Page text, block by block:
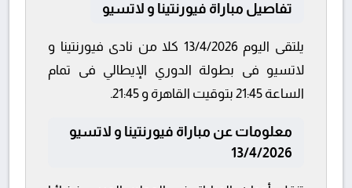
تفاصيل مباراة فيورنتينا و لاتسيو
يلتقى اليوم 13/4/2026 كلا من نادى فيورنتينا و
لاتسيو فى بطولة الدوري الإيطالي فى تمام
الساعة 21:45 بتوقيت القاهرة و 21:45.
معلومات عن مباراة فيورنتينا و لاتسيو
13/4/2026